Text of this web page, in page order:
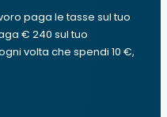
paga le tasse sul tuo
€ 240 sul tuo
volta che spendi 10 €,